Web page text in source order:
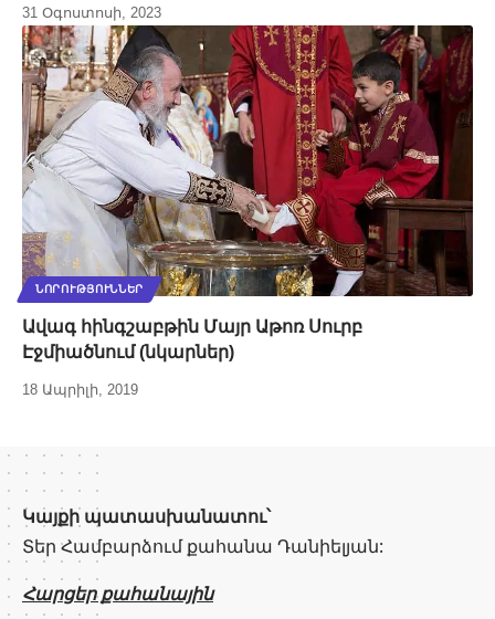
31 Օգոստոսի, 2023
ՆՈՐՈՒԹՅՈՒՆՆԵՐ
Ավագ հինգշաբթին Մայր Աթոռ Սուրբ
Էջմիածնում (նկարներ)
18 Ապրիլի, 2019
Կայքի պատասխանատու՝
Տեր Համբարձում քահանա Դանիելյան:
Հարցեր քահանային